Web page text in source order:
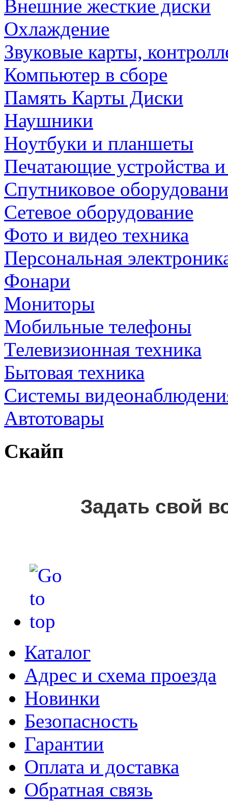
Внешние жесткие диски
Охлаждение
Звуковые карты,
Компьютер в сборе
Память Карты Диски
Наушники
Ноутбуки и планшеты
Печатающие устройства
Спутниковое
Сетевое оборудование
Фото и видео техника
Персональная
Фонари
Мониторы
Мобильные телефоны
Телевизионная техника
Бытовая техника
Cистемы
Автотовары
Скайп
Задать свой
Каталог
Адрес и схема проезда
Новинки
Безопасность
Гарантии
Оплата и доставка
Обратная связь